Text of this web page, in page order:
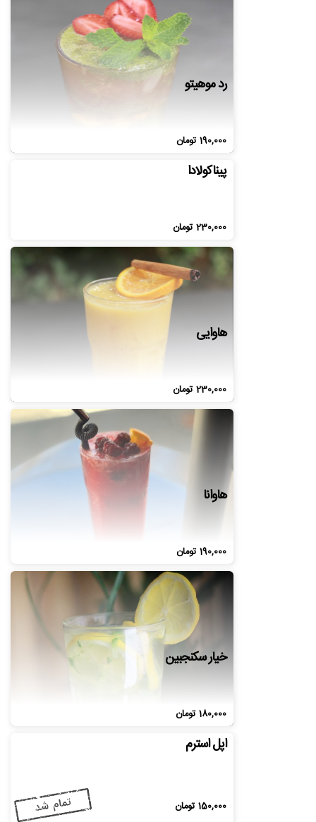
رد موهیتو
190,000تومان
پیناکولادا
230,000تومان
هاوایی
230,000تومان
هاوانا
190,000تومان
خیار سکنجبین
180,000تومان
اپل استرم
150,000تومان